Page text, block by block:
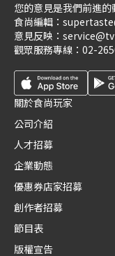
您的意見是我們前進
食尚編輯：
意見反映：
觀眾服務專線： 02-
關於食尚玩家
公司介紹
人才招募
企業動態
優惠券店家招募
創作者招募
節目表
版權宣告